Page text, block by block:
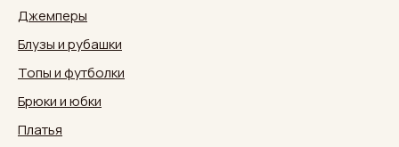
Джемперы
Блузы и рубашки
Топы и футболки
Брюки и юбки
Платья